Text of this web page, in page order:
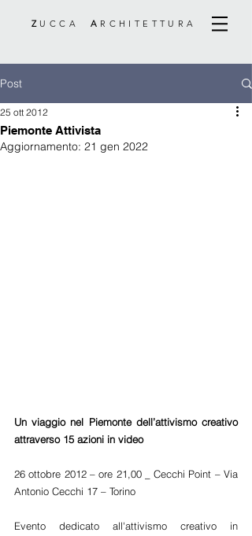
Z UCCA A RCHITETTURA
Post
Piemonte Attivista
25 ott 2012
Aggiornamento: 21 gen 2022
Un viaggio nel Piemonte dell’attivismo creativo
attraverso 15 azioni in video
26 ottobre 2012 – ore 21,00 _ Cecchi Point – Via
Antonio Cecchi 17 – Torino
Evento dedicato all'attivismo creativo in